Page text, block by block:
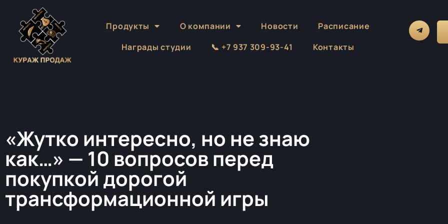
Продукты О компании Новости
Расписание
Награды студии
📞 +7 937 309-93-41 Контакты
«Жутко интересно, но не знаю
как…» — 10 вопросов перед
покупкой дорогой
трансформационной игры